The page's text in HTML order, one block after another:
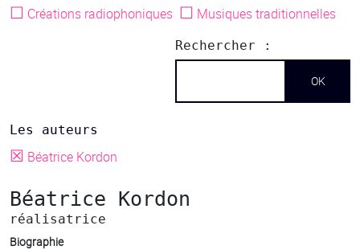
☐ Créations radiophoniques ☐ Musiques traditionnelles
Rechercher :
Les auteurs
☒ Béatrice Kordon
Béatrice Kordon
réalisatrice
Biographie